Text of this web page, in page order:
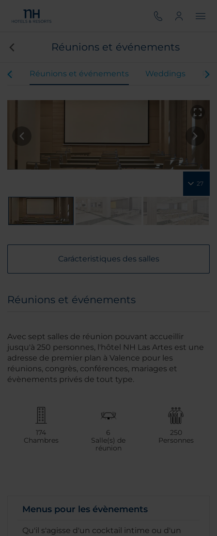
Réunions et événements
Réunions et événements Weddings
27
Carácteristiques des salles
Réunions et événements
Avec sept salles de réunion pouvant accueillir
jusqu'à 250 personnes, l'hôtel NH Las Artes est une
adresse de premier plan à Valence pour les
réunions, congrès, conférences, mariages et
évènements privés de tout type.
174
Chambres
6
Salle(s) de
réunion
250
Personnes
Menus pour les évènements
Qu'il s'agisse d'un cocktail intime ou d'un